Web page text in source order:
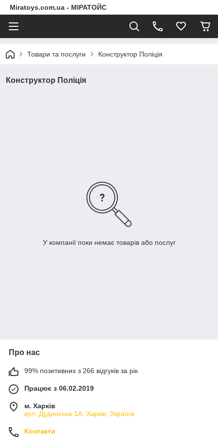
Miratoys.com.ua - МІРАТОЙС
Товари та послуги Конструктор Поліція
Конструктор Поліція
У компанії поки немає товарів або послуг
Про нас
99% позитивних з 266 відгуків за рік
Працює з 06.02.2019
м. Харків
вул. Дудинська 1А, Харків, Україна
Контакти